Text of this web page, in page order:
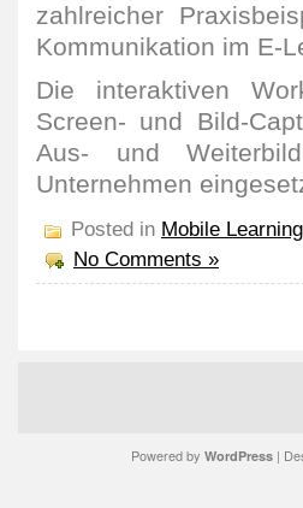
zahlreicher
Kommunikation im E-
Die interaktiven
Screen- und Bild-
Aus- und
Unternehmen
Posted in Mobile Learning
No Comments »
Powered by WordPress|